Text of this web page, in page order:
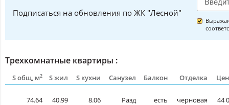
Подписаться на обновления по ЖК "Лесной"
Трехкомнатные квартиры :
S общ, м2 S жил S кухни Санузел Балкон Отделка
74.64 40.99 8.06 Разд есть черновая 44